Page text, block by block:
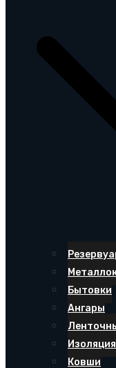
Бытовки
Ангары
Ковши